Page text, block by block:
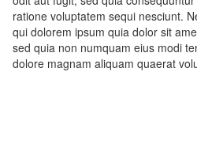
ratione voluptatem sequi nesciunt.
qui dolorem ipsum quia dolor sit
sed quia non numquam eius modi
dolore magnam aliquam quaerat